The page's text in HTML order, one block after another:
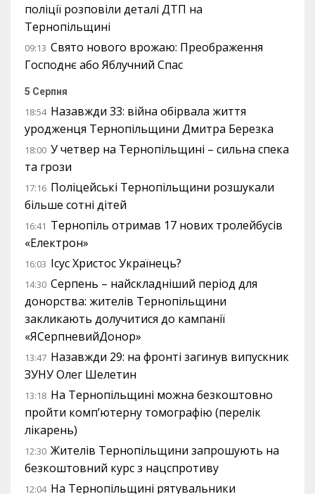
поліції розповіли деталі ДТП на
Тернопільщині
09:13 Свято нового врожаю: Преображення
Господнє або Яблучний Спас
5 Серпня
18:54 Назавжди 33: війна обірвала життя
уродженця Тернопільщини Дмитра Березка
18:00 У четвер на Тернопільщині – сильна спека
та грози
17:16 Поліцейські Тернопільщини розшукали
більше сотні дітей
16:41 Тернопіль отримав 17 нових тролейбусів
«Електрон»
16:03 Ісус Христос Українець?
14:30 Серпень – найскладніший період для
донорства: жителів Тернопільщини
закликають долучитися до кампанії
«ЯСерпневийДонор»
13:47 Назавжди 29: на фронті загинув випускник
ЗУНУ Олег Шелетин
13:18 На Тернопільщині можна безкоштовно
пройти комп’ютерну томографію (перелік
лікарень)
12:30 Жителів Тернопільщини запрошують на
безкоштовний курс з нацспротиву
12:04 На Тернопільщині рятувальники